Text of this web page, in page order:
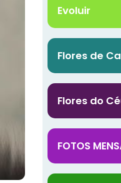
Evoluir
Flores de
Flores do
FOTOS